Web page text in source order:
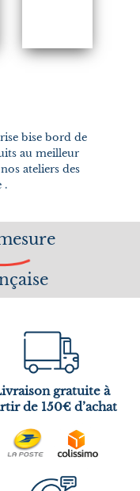
bise bord de
au meilleur
ateliers des
.
gratuite à
de 150€ d’achat